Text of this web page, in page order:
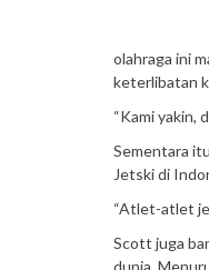
olahraga ini
keterlibatan
“Kami yakin,
Sementara
Jetski di
“Atlet-atlet
Scott juga
dunia.